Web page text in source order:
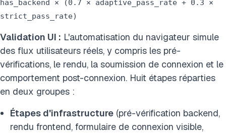
has_backend × (0.7 × adaptive_pass_rate + 0.3 ×
strict_pass_rate)
Validation UI : L'automatisation du navigateur simule
des flux utilisateurs réels, y compris les pré-
vérifications, le rendu, la soumission de connexion et le
comportement post-connexion. Huit étapes réparties
en deux groupes :
Étapes d'infrastructure (pré-vérification backend,
rendu frontend, formulaire de connexion visible,